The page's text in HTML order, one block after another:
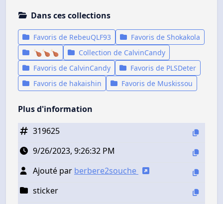
Dans ces collections
Favoris de RebeuQLF93
Favoris de Shokakola
🍗🍗🍗
Collection de CalvinCandy
Favoris de CalvinCandy
Favoris de PLSDeter
Favoris de hakaishin
Favoris de Muskissou
Plus d'information
319625
9/26/2023, 9:26:32 PM
Ajouté par berbere2souche
sticker